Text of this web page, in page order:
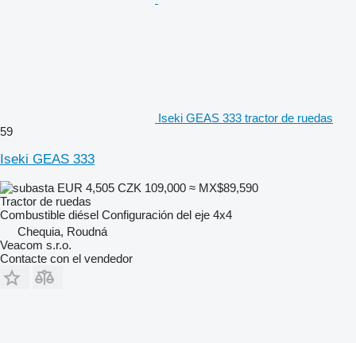
Iseki GEAS 333 tractor de ruedas
59
Iseki GEAS 333
EUR 4,505 CZK 109,000 ≈ MX$89,590
Tractor de ruedas
Combustible diésel Configuración del eje 4x4
Chequia, Roudná
Veacom s.r.o.
Contacte con el vendedor